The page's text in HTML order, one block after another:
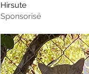
Hirsute
Sponsorisé